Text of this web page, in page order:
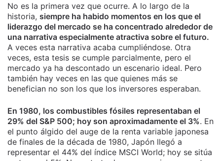
No es la primera vez que ocurre. A lo largo de la
historia, siempre ha habido momentos en los que el
liderazgo del mercado se ha concentrado alrededor de
una narrativa especialmente atractiva sobre el futuro.
A veces esta narrativa acaba cumpliéndose. Otra
veces, esta tesis se cumple parcialmente, pero el
mercado ya ha descontado un escenario ideal. Pero
también hay veces en las que quienes más se
benefician no son los que los inversores esperaban.
En 1980, los combustibles fósiles representaban el
29% del S&P 500; hoy son aproximadamente el 3%. En
el punto álgido del auge de la renta variable japonesa
de finales de la década de 1980, Japón llegó a
representar el 44% del índice MSCI World; hoy se sitúa